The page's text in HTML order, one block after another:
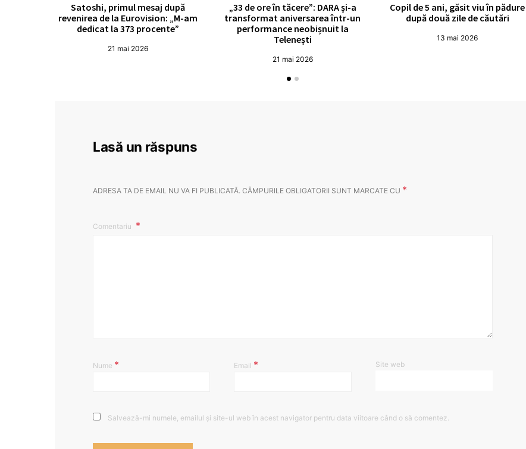
Satoshi, primul mesaj după
revenirea de la Eurovision: „M-am
dedicat la 373 procente”
21 mai 2026
„33 de ore în tăcere”: DARA și-a
transformat aniversarea într-un
performance neobișnuit la
Telenești
21 mai 2026
Copil de 5 ani, găsit viu în pădure
după două zile de căutări
13 mai 2026
Lasă un răspuns
ADRESA TA DE EMAIL NU VA FI PUBLICATĂ. CÂMPURILE OBLIGATORII SUNT MARCATE CU *
Comentariu
Nume * Email * Site web
Salvează-mi numele, emailul și site-ul web în acest navigator pentru data viitoare când o să comentez.